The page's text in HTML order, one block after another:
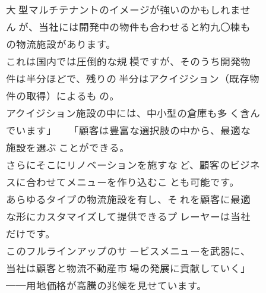
大 型マルチテナントのイメージが強いのかもしれませ
ん が、当社には開発中の物件も合わせると約九〇棟も
の物流施設があります。
これは国内では圧倒的な規 模ですが、そのうち開発物
件は半分ほどで、残りの 半分はアクイジション（既存物
件の取得）によるも の。
アクイジション施設の中には、中小型の倉庫も多 く含ん
でいます」 「顧客は豊富な選択肢の中から、最適な
施設を選ぶ ことができる。
さらにそこにリノベーションを施すな ど、顧客のビジネ
スに合わせてメニューを作り込むこ とも可能です。
あらゆるタイプの物流施設を有し、そ れを顧客に最適
な形にカスタマイズして提供できるプ レーヤーは当社
だけです。
このフルラインアップのサ ービスメニューを武器に、
当社は顧客と物流不動産市 場の発展に貢献していく」
──用地価格が高騰の兆候を見せています。